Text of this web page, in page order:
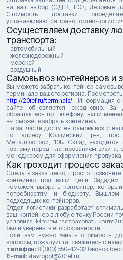
на ваш выбор (СДЕК, ПЭК, Деловые
Стоимость доставки
устанавливаются транспортно-
Осуществляем доставку
транспорта:
- автомобильный
- железнодорожный
- морской
- воздушный
Самовывоз контейнеров и
Вы можете забрать контейнер
терминале вашего региона.
http://20ref.ru/terminals/ . Информация о
сайте обновляется ежедневно. За
обращайтесь по телефону, наши
вы сможете забрать контейнер.
На запчасти доступен самовывоз с
по адресу Колпинский р-н,
Металлострой, 10Б. Склад
поэтому перед планированием визита,
менеджером для оформления пропуска
Как проходит процесс
Сделать заказ легко, просто
контейнер под ваши цели.
поможем выбрать контейнер,
потребностям и бюджету.
подходящих контейнеров.
Отдел логистики разработает
ваш контейнер в любую точку России
условиях. Можем застраховать
были уверены в его сохранности.
Если вам нужно узнать стоимость
вопросы, пожалуйста, свяжитесь с
телефон: 8 (800) 550-42-32 (звонок
E-mail: stavropol@20ref.ru